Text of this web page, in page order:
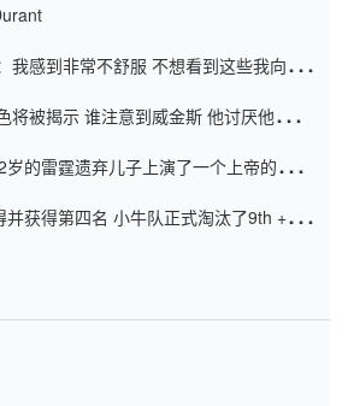
我感到非常不舒服 不想看到这些我向他
将被揭示 谁注意到威金斯 他讨厌他的老
的雷霆遗弃儿子上演了一个上帝的剧
并获得第四名 小牛队正式淘汰了9th + 76